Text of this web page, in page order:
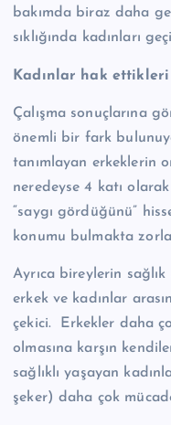
bakımda biraz daha
sıklığında kadınları
Kadınlar hak
Çalışma sonuçlarına
önemli bir fark
tanımlayan erkeklerin
neredeyse 4 katı
“saygı gördüğünü”
konumu bulmakta
Ayrıca bireylerin sağlık
erkek ve kadınlar
çekici.
Erkekler daha
olmasına karşın
sağlıklı yaşayan
şeker) daha çok